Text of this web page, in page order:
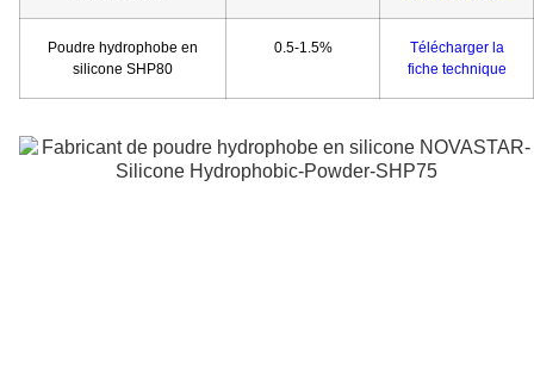
Poudre hydrophobe en
silicone SHP80
0.5-1.5%
Télécharger la
fiche technique